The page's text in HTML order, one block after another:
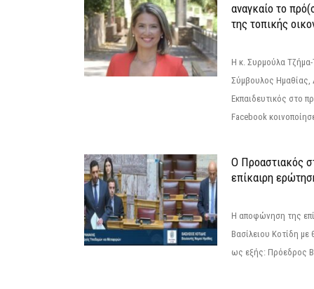
αναγκαίο το
της τοπικής
Η κ. Συρμούλα
Σύμβουλος Ημαθίας,
Εκπαιδευτικός στο
Facebook
Ο Προαστιακός
επίκαιρη
Η αποφώνηση της
Βασίλειου Κοτίδη με
ως εξής: Πρόεδρος